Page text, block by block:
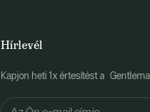
Hírlevél
Kapjon heti 1x értesítést a